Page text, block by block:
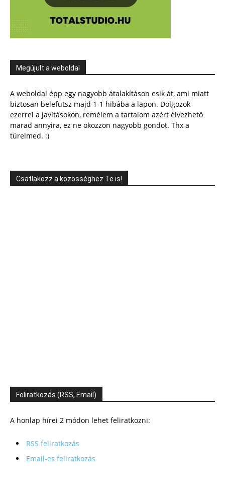
Megújult a weboldal
A weboldal épp egy nagyobb átalakításon esik át, ami miatt
biztosan belefutsz majd 1-1 hibába a lapon. Dolgozok
ezerrel a javításokon, remélem a tartalom azért élvezhető
marad annyira, ez ne okozzon nagyobb gondot. Thx a
türelmed. :)
Csatlakozz a közösséghez Te is!
Feliratkozás (RSS, Email)
A honlap hírei 2 módon lehet feliratkozni:
RSS feliratkozás
Email-es feliratkozás